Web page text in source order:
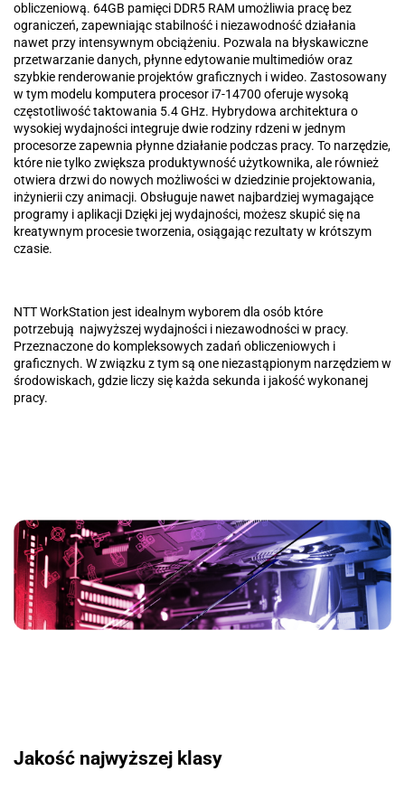
obliczeniową. 64GB pamięci DDR5 RAM umożliwia pracę bez
ograniczeń, zapewniając stabilność i niezawodność działania
nawet przy intensywnym obciążeniu. Pozwala na błyskawiczne
przetwarzanie danych, płynne edytowanie multimediów oraz
szybkie renderowanie projektów graficznych i wideo. Zastosowany
w tym modelu komputera procesor i7-14700 oferuje wysoką
częstotliwość taktowania 5.4 GHz. Hybrydowa architektura o
wysokiej wydajności integruje dwie rodziny rdzeni w jednym
procesorze zapewnia płynne działanie podczas pracy. To narzędzie,
które nie tylko zwiększa produktywność użytkownika, ale również
otwiera drzwi do nowych możliwości w dziedzinie projektowania,
inżynierii czy animacji. Obsługuje nawet najbardziej wymagające
programy i aplikacji Dzięki jej wydajności, możesz skupić się na
kreatywnym procesie tworzenia, osiągając rezultaty w krótszym
czasie.
NTT WorkStation jest idealnym wyborem dla osób które
potrzebują najwyższej wydajności i niezawodności w pracy.
Przeznaczone do kompleksowych zadań obliczeniowych i
graficznych. W związku z tym są one niezastąpionym narzędziem w
środowiskach, gdzie liczy się każda sekunda i jakość wykonanej
pracy.
Jakość najwyższej klasy